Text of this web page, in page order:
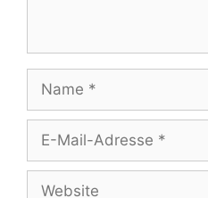
Name
Adresse
Website